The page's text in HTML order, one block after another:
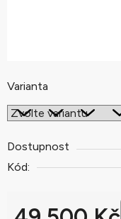
Varianta
Dostupnost
Kód: